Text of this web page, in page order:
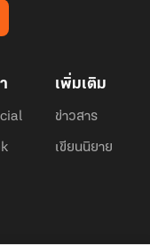
เพิ่มเติม
ข่าวสาร
เขียนนิยาย